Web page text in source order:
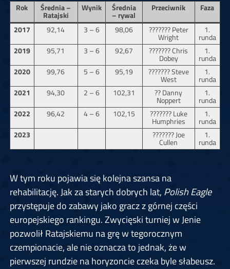
Rok Średnia –
Ratajski
Wynik Średnia
– rywal
Przeciwnik
Faza
2017
92,14 3 – 6 98,06 ??????? Peter
Wright
1.
runda
2019
95,71 3 – 6 92,67 ??????? Chris
Dobey
1.
runda
2020
99,76 5 – 6 95,19 ??????? Steve
West
1.
runda
2021
94,30 2 – 6 102,31 ?? Danny
Noppert
1.
runda
2022
96,42 4 – 6 102,15 ??????? Luke
Humphries
1.
runda
2023
??????? Joe
Cullen
1.
runda
W tym roku pojawia się kolejna szansa na
rehabilitację. Jak za starych dobrych lat, Polish Eagle
przystępuje do zabawy jako gracz z górnej części
europejskiego rankingu. Zwycięski turniej w Jenie
pozwolił Ratajskiemu na grę w tegorocznym
czempionacie, ale nie oznacza to jednak, że w
pierwszej rundzie na horyzoncie czeka byle słabeusz.